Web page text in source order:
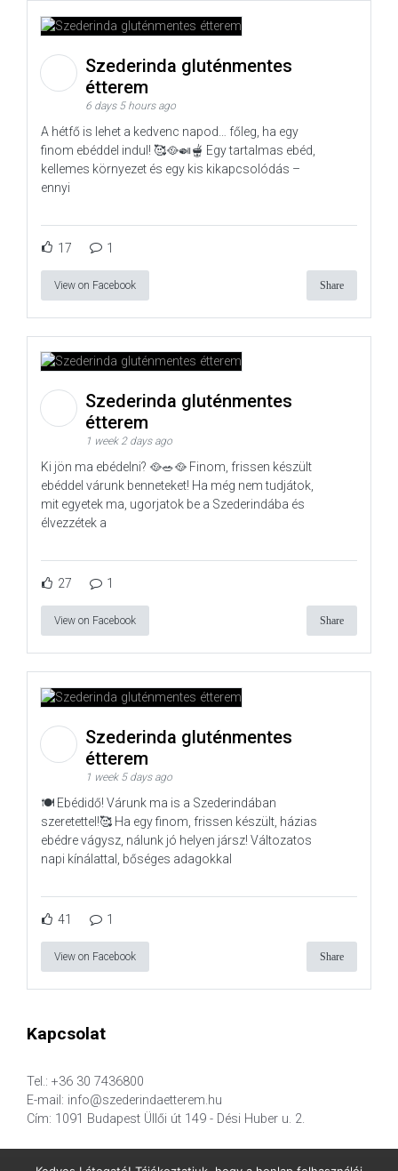
Szederinda gluténmentes
étterem
6 days 5 hours ago
A hétfő is lehet a kedvenc napod… főleg, ha egy
finom ebéddel indul! 🥰🥘🍛🫕 Egy tartalmas ebéd,
kellemes környezet és egy kis kikapcsolódás –
ennyi
17 1
View on Facebook Share
Szederinda gluténmentes
étterem
1 week 2 days ago
Ki jön ma ebédelni? 🥘🥗🥘 Finom, frissen készült
ebéddel várunk benneteket! Ha még nem tudjátok,
mit egyetek ma, ugorjatok be a Szederindába és
élvezzétek a
27 1
View on Facebook Share
Szederinda gluténmentes
étterem
1 week 5 days ago
🍽️ Ebédidő! Várunk ma is a Szederindában
szeretettel!🥰 Ha egy finom, frissen készült, házias
ebédre vágysz, nálunk jó helyen jársz! Változatos
napi kínálattal, bőséges adagokkal
41 1
View on Facebook Share
Kapcsolat
Tel.: +36 30 7436800
E-mail: info@szederindaetterem.hu
Cím: 1091 Budapest Üllői út 149 - Dési Huber u. 2.